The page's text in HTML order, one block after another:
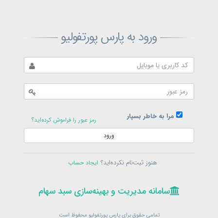
ورود به پارس پورتفولیو
مرا به خاطر بسپار
رمز عبور را فراموش کرده‌اید؟
ورود
هنوز ثبت‌نام نکرده‌اید؟ ایجاد حساب
سامانه مدیریت و بهینه‌سازی سبد سهام
تمامی حقوق برای پارس پورتفولیو محفوظ است
ثبت‌نام پارس پورتفولیو
ثبت‌نام
در حال حاضر عضو هستید؟فرم ورود
سامانه مدیریت و بهینه‌سازی سبد سهام
بازیابی رمز پارس پورتفولیو
در حال حاضر عضو هستید؟
سامانه مدیریت و بهینه‌سازی سبد سهام
تمامی حقوق برای پارس پورتفولیو محفوظ است